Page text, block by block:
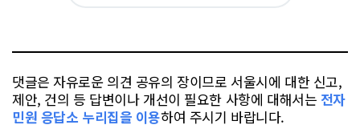
댓글은 자유로운 의견 공유의 장이므로 서울시에 대한 신고,
제안, 건의 등 답변이나 개선이 필요한 사항에 대해서는 전자
민원 응답소 누리집을 이용하여 주시기 바랍니다.